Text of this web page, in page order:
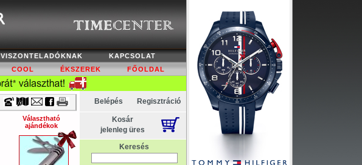
VISZONTELADÓKNAK
KAPCSOLAT
COOL ÉKSZEREK FŐOLDAL
Választható
ajándékok
Belépés Regisztráció
Kosár
jelenleg üres
Keresés